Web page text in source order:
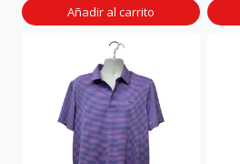
Añadir al carrito